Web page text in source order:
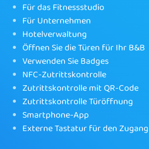
Für das Fitnessstudio
Für Unternehmen
Hotelverwaltung
Öffnen Sie die Türen für Ihr B&B
Verwenden Sie Badges
NFC-Zutrittskontrolle
Zutrittskontrolle mit QR-Code
Zutrittskontrolle Türöffnung
Smartphone-App
Externe Tastatur für den Zugang